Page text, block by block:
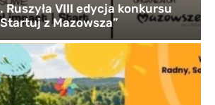
Ruszyła VIII edycja konkursu
z Mazowsza”